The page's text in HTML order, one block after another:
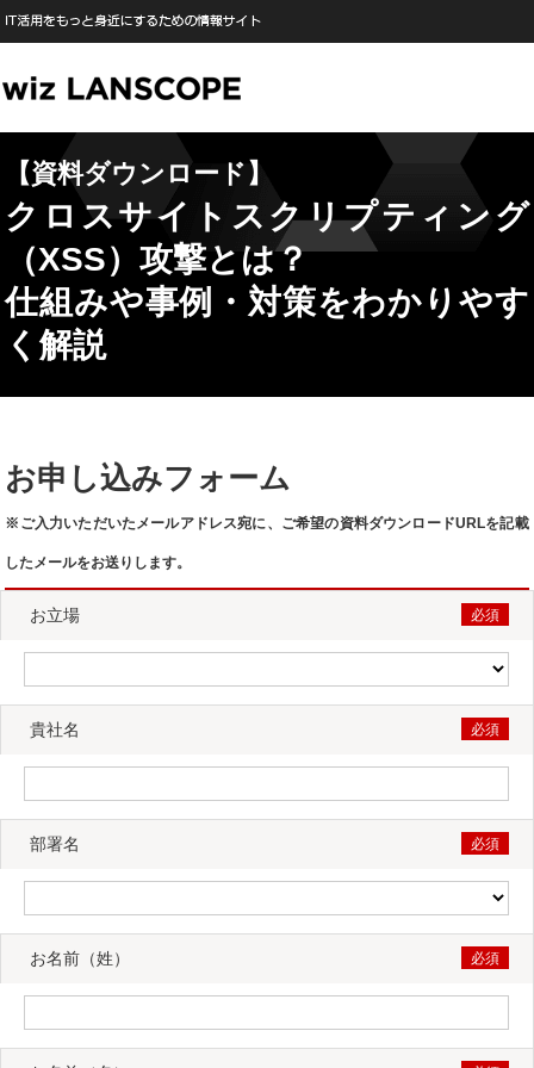
【資料ダウンロード】
クロスサイトスクリプティング
（XSS）攻撃とは？
仕組みや事例・対策をわかりやす
く解説
お申し込みフォーム
※ご入力いただいたメールアドレス宛に、ご希望の資料ダウンロードURLを記載
したメールをお送りします。
お立場
貴社名
部署名
お名前（姓）